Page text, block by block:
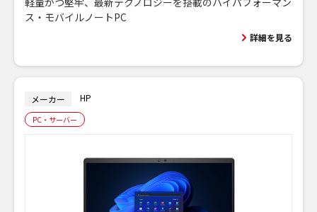
ス・モバイルノートPC
詳細を見る
メーカー HP
PC・サーバー